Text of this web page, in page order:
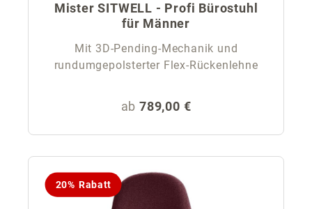
Mister SITWELL - Profi Bürostuhl
für Männer
Mit 3D-Pending-Mechanik und
rundumgepolsterter Flex-Rückenlehne
Regulärer Preis:
ab 789,00 €
20% Rabatt